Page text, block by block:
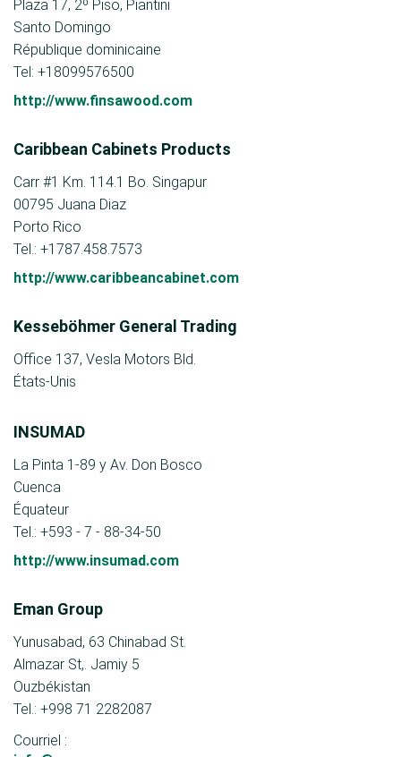
Plaza 17, 2º Piso, Piantini
Santo Domingo
République dominicaine
Tel: +18099576500
http://www.finsawood.com
Caribbean Cabinets Products
Carr #1 Km. 114.1 Bo. Singapur
00795 Juana Diaz
Porto Rico
Tel.: +1787.458.7573
http://www.caribbeancabinet.com
Kesseböhmer General Trading
Office 137, Vesla Motors Bld.
États-Unis
INSUMAD
La Pinta 1-89 y Av. Don Bosco
Cuenca
Équateur
Tel.: +593 - 7 - 88-34-50
http://www.insumad.com
Eman Group
Yunusabad, 63 Chinabad St.
Almazar St,. Jamiy 5
Ouzbékistan
Tel.: +998 71 2282087
Courriel :